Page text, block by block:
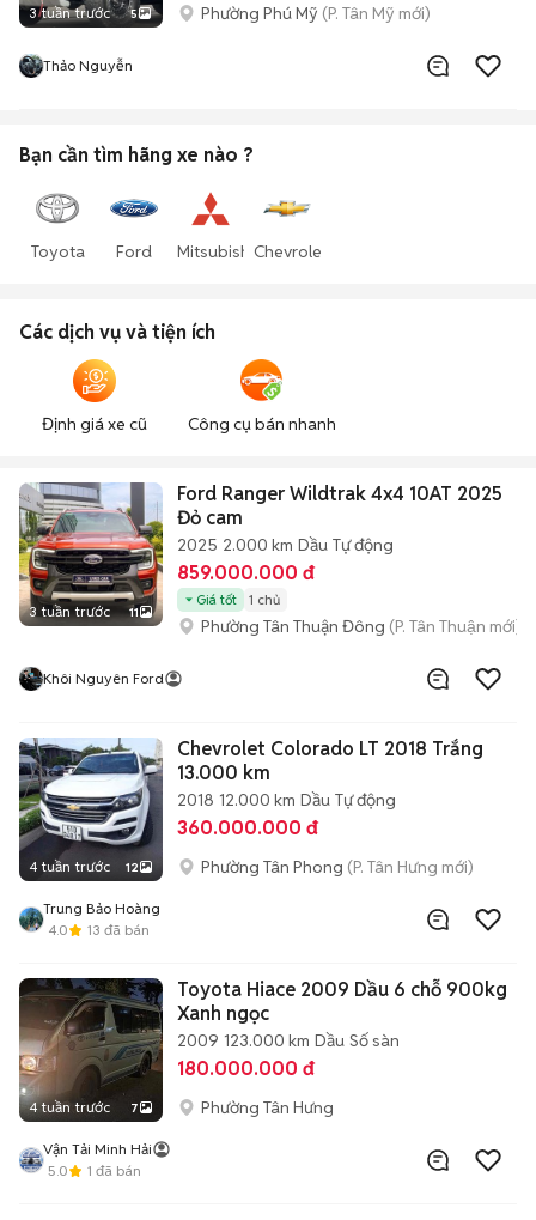
3 tuần trước 5 Phường Phú Mỹ (P. Tân Mỹ mới)
Thảo Nguyễn
Bạn cần tìm hãng xe nào ?
Toyota Ford Mitsubishi Chevrolet
Các dịch vụ và tiện ích
Định giá xe cũ Công cụ bán nhanh
3 tuần trước 11
Ford Ranger Wildtrak 4x4 10AT 2025
Đỏ cam
2025 2.000 km Dầu Tự động
859.000.000 đ
Giá tốt 1 chủ
Phường Tân Thuận Đông (P. Tân Thuận mới)
Khôi Nguyên Ford
4 tuần trước 12
Chevrolet Colorado LT 2018 Trắng
13.000 km
2018 12.000 km Dầu Tự động
360.000.000 đ
Phường Tân Phong (P. Tân Hưng mới)
Trung Bảo Hoàng
4.0
13 đã bán
4 tuần trước 7
Toyota Hiace 2009 Dầu 6 chỗ 900kg
Xanh ngọc
2009 123.000 km Dầu Số sàn
180.000.000 đ
Phường Tân Hưng
Vận Tải Minh Hải
5.0
1 đã bán